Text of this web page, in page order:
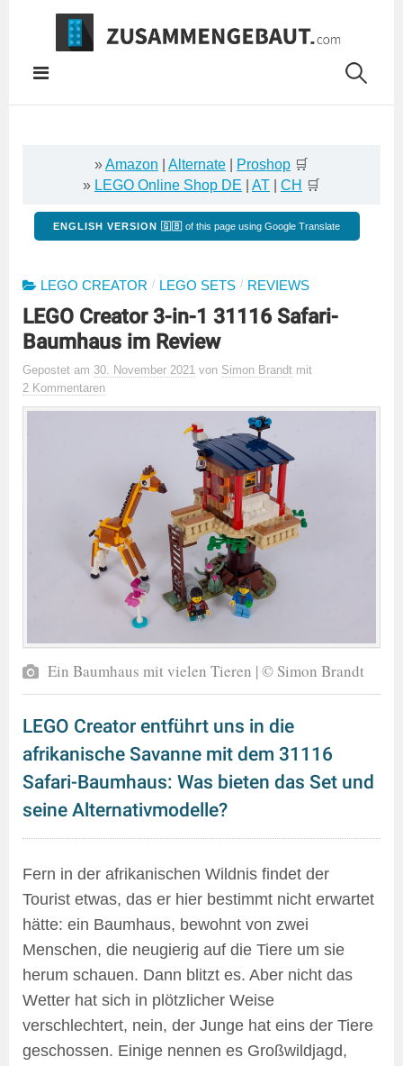
Springe
Inhalt
»Amazon Alternate Proshop 🛒
» LEGO Online Shop DE AT CH 🛒
ENGLISH VERSION 🇬🇧 of this page using Google Translate
LEGO CREATOR / LEGO SETS / REVIEWS
LEGO Creator 3-in-1 31116 Safari-
Baumhaus im Review
Gepostet am 30. November 2021 von Simon Brandt mit
2 Kommentaren
Ein Baumhaus mit vielen Tieren | © Simon Brandt
LEGO Creator entführt uns in die
afrikanische Savanne mit dem 31116
Safari-Baumhaus: Was bieten das Set und
seine Alternativmodelle?
Fern in der afrikanischen Wildnis findet der
Tourist etwas, das er hier bestimmt nicht erwartet
hätte: ein Baumhaus, bewohnt von zwei
Menschen, die neugierig auf die Tiere um sie
herum schauen. Dann blitzt es. Aber nicht das
Wetter hat sich in plötzlicher Weise
verschlechtert, nein, der Junge hat eins der Tiere
geschossen. Einige nennen es Großwildjagd,